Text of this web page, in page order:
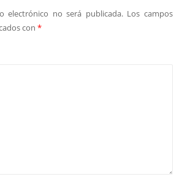
electrónico no será publicada. Los campos
con *